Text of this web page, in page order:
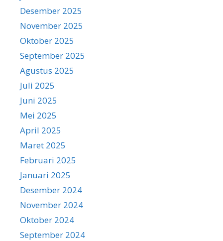
Desember 2025
November 2025
Oktober 2025
September 2025
Agustus 2025
Juli 2025
Juni 2025
Mei 2025
April 2025
Maret 2025
Februari 2025
Januari 2025
Desember 2024
November 2024
Oktober 2024
September 2024